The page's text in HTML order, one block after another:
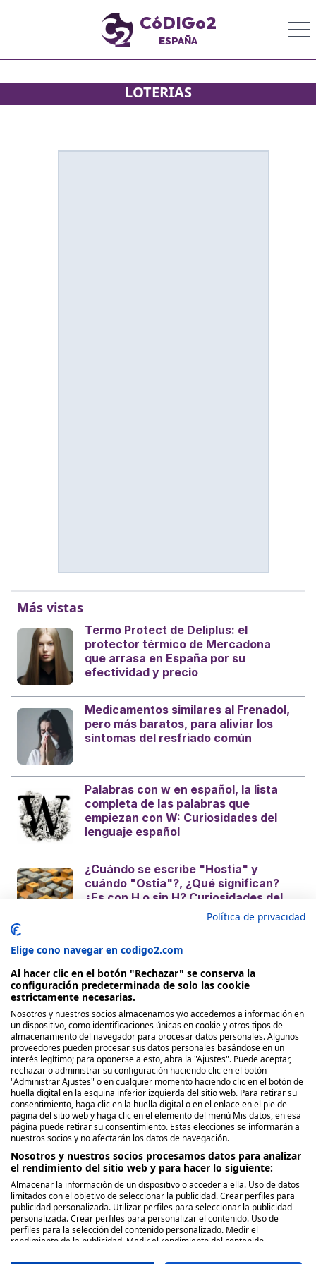
CóDIGo2
ESPAÑA
LOTERIAS
Más vistas
Termo Protect de Deliplus: el
protector térmico de Mercadona
que arrasa en España por su
efectividad y precio
Medicamentos similares al Frenadol,
pero más baratos, para aliviar los
síntomas del resfriado común
Palabras con w en español, la lista
completa de las palabras que
empiezan con W: Curiosidades del
lenguaje español
¿Cuándo se escribe "Hostia" y
cuándo "Ostia"?, ¿Qué significan?
¿Es con H o sin H? Curiosidades del
Nosotros
Quienes Somos
Políticas de publicación
Legal
Aviso y términos legales
Privacidad de Datos
Síguenos
Facebook
Twitter
Política de privacidad
Elige cono navegar en codigo2.com
Al hacer clic en el botón "Rechazar" se conserva la
configuración predeterminada de solo las cookie
estrictamente necesarias.
Nosotros y nuestros socios almacenamos y/o accedemos a información en
un dispositivo, como identificaciones únicas en cookie y otros tipos de
almacenamiento del navegador para procesar datos personales. Algunos
proveedores pueden procesar sus datos personales basándose en un
interés legítimo; para oponerse a esto, abra la "Ajustes". Puede aceptar,
rechazar o administrar su configuración haciendo clic en el botón
"Administrar Ajustes" o en cualquier momento haciendo clic en el botón de
huella digital en la esquina inferior izquierda del sitio web. Para retirar su
consentimiento, haga clic en la huella digital o en el enlace en el pie de
página del sitio web y haga clic en el elemento del menú Mis datos, en esa
página puede retirar su consentimiento. Estas elecciones se informarán a
nuestros socios y no afectarán los datos de navegación.
Nosotros y nuestros socios procesamos datos para analizar
el rendimiento del sitio web y para hacer lo siguiente:
Almacenar la información de un dispositivo o acceder a ella. Uso de datos
limitados con el objetivo de seleccionar la publicidad. Crear perfiles para
publicidad personalizada. Utilizar perfiles para seleccionar la publicidad
personalizada. Crear perfiles para personalizar el contenido. Uso de
perfiles para la selección del contenido personalizado. Medir el
rendimiento de la publicidad. Medir el rendimiento del contenido.